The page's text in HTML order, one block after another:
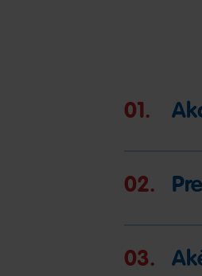
01.
02.
03.